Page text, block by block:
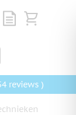
View quote,
Bekijk
reviews )